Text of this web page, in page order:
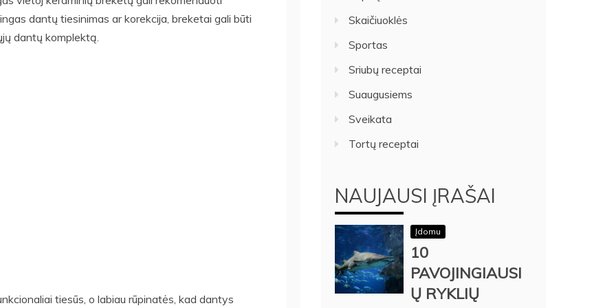
dantų tiesinimas ar korekcija, breketai gali būti
dantų komplektą.
tiesūs, o labiau rūpinatės, kad dantys
Skaičiuoklės
Sportas
Sriubų receptai
Suaugusiems
Sveikata
Tortų receptai
NAUJAUSI ĮRAŠAI
Įdomu
10
PAVOJINGIAUSI
Ų RYKLIŲ